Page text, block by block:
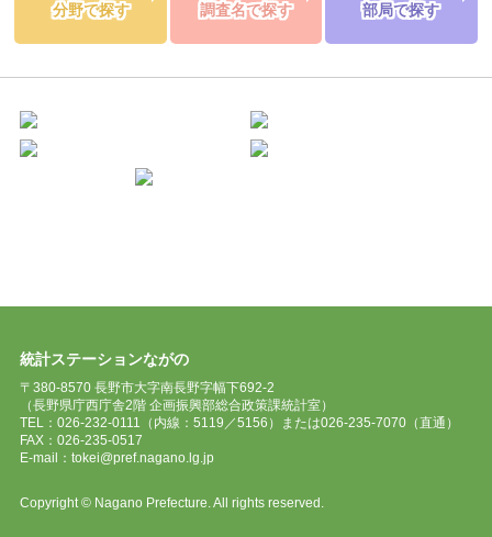
分野で探す 調査名で探す 部局で探す
統計ステーションながの
〒380-8570 長野市大字南長野字幅下692-2
（長野県庁西庁舎2階 企画振興部総合政策課統計室）
TEL：026-232-0111（内線：5119／5156）または026-235-7070（直通）
FAX：026-235-0517
E-mail：tokei@pref.nagano.lg.jp
Copyright © Nagano Prefecture. All rights reserved.